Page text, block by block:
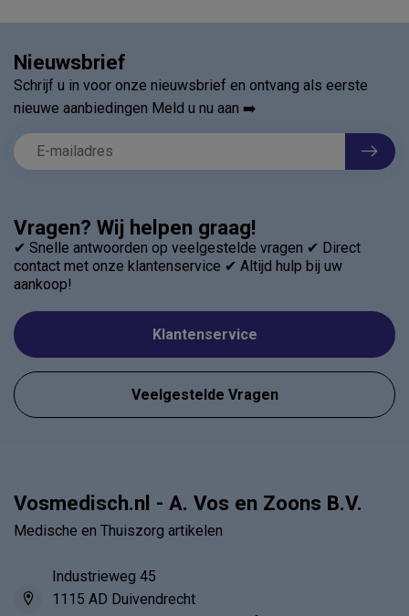
Vragen? Wij helpen graag!
✔ Snelle antwoorden op veelgestelde vragen ✔ Direct
contact met onze klantenservice ✔ Altijd hulp bij uw
aankoop!
Klantenservice
Veelgestelde Vragen
Nieuwsbrief
Schrijf u in voor onze nieuwsbrief en ontvang als eerste
nieuwe aanbiedingen Meld u nu aan ➡️
Vosmedisch.nl - A. Vos en Zoons B.V.
Medische en Thuiszorg artikelen
Industrieweg 45
1115 AD Duivendrecht